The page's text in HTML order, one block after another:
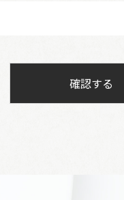
確認する